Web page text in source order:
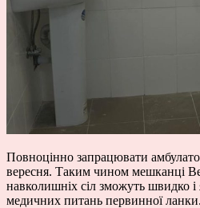
Повноцінно запрацювати
вересня. Таким чином мешканці
навколишніх сіл зможуть швидко і
медичних питань первинної ланки.